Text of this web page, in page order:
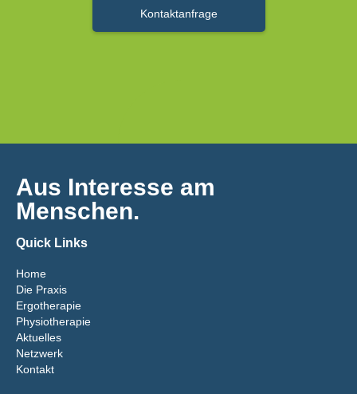
Kontaktanfrage
Aus Interesse am
Menschen.
Quick Links
Home
Die Praxis
Ergotherapie
Physiotherapie
Aktuelles
Netzwerk
Kontakt